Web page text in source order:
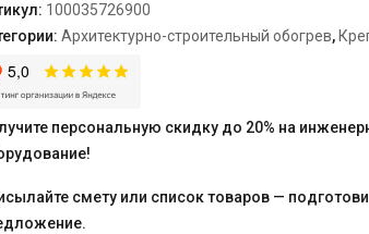
100035726900
Архитектурно-строительный обогрев,
персональную скидку до 20% на
смету или список товаров —